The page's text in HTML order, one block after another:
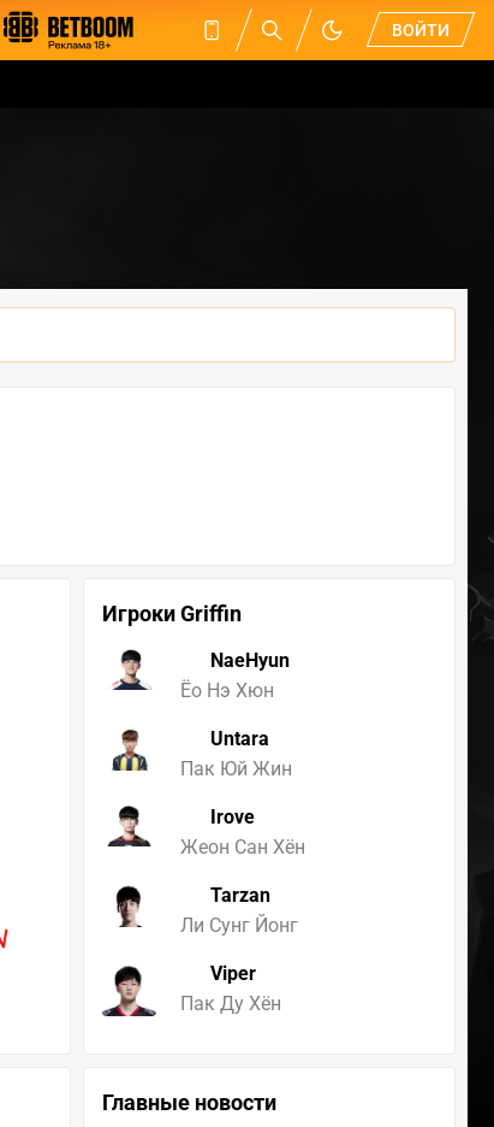
ВОЙТИ
Игроки Griffin
NaeHyun
Ёо Нэ Хюн
Untara
Пак Юй Жин
Irove
Жеон Сан Хён
Tarzan
Ли Сунг Йонг
Viper
Пак Ду Хён
Главные новости